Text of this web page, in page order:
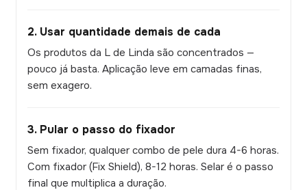
2. Usar quantidade demais de cada
Os produtos da L de Linda são concentrados —
pouco já basta. Aplicação leve em camadas finas,
sem exagero.
3. Pular o passo do fixador
Sem fixador, qualquer combo de pele dura 4-6 horas.
Com fixador (Fix Shield), 8-12 horas. Selar é o passo
final que multiplica a duração.